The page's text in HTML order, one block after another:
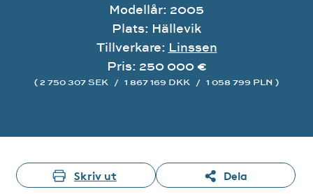
Modellår: 2005
Plats: Hällevik
Tillverkare: Linssen
Pris: 250 000 €
( 2 750 307 SEK / 1 867 169 DKK / 1 058 799 PLN )
Skriv ut Dela